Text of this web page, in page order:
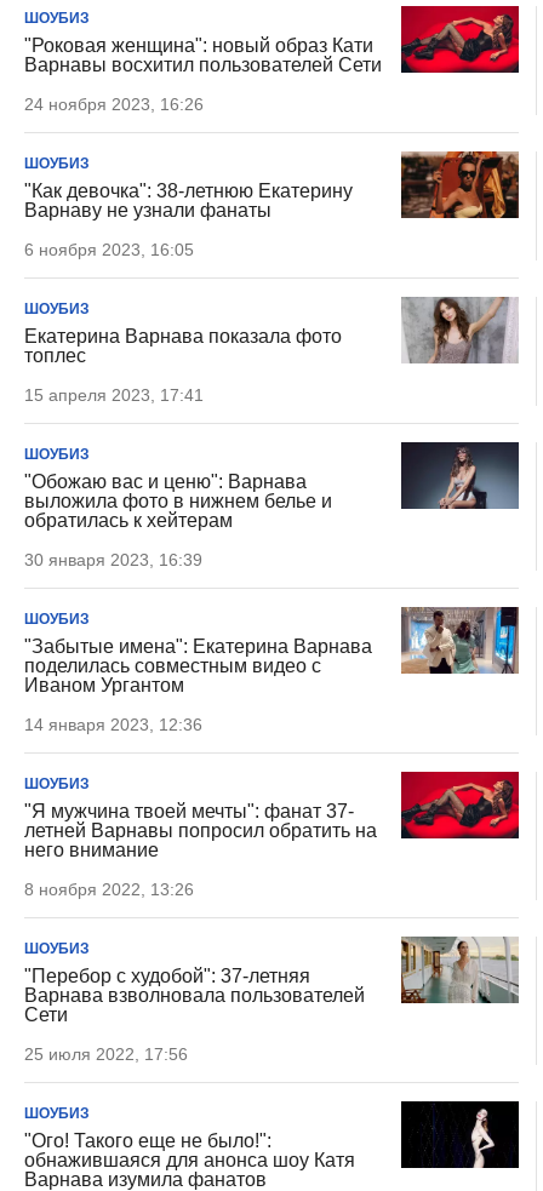
ШОУБИЗ
"Роковая женщина": новый образ Кати
Варнавы восхитил пользователей Сети
24 ноября 2023, 16:26
ШОУБИЗ
"Как девочка": 38-летнюю Екатерину
Варнаву не узнали фанаты
6 ноября 2023, 16:05
ШОУБИЗ
Екатерина Варнава показала фото
топлес
15 апреля 2023, 17:41
ШОУБИЗ
"Обожаю вас и ценю": Варнава
выложила фото в нижнем белье и
обратилась к хейтерам
30 января 2023, 16:39
ШОУБИЗ
"Забытые имена": Екатерина Варнава
поделилась совместным видео с
Иваном Ургантом
14 января 2023, 12:36
ШОУБИЗ
"Я мужчина твоей мечты": фанат 37-
летней Варнавы попросил обратить на
него внимание
8 ноября 2022, 13:26
ШОУБИЗ
"Перебор с худобой": 37-летняя
Варнава взволновала пользователей
Сети
25 июля 2022, 17:56
ШОУБИЗ
"Ого! Такого еще не было!":
обнажившаяся для анонса шоу Катя
Варнава изумила фанатов